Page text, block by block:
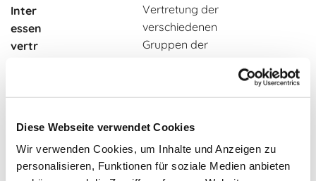
Diese Webseite verwendet Cookies
Wir verwenden Cookies, um Inhalte und Anzeigen zu
personalisieren, Funktionen für soziale Medien anbieten
Inter
essen
vertr
-
ttlun
g:
Der
Vertretung der
verschiedenen
Gruppen der
des
ernbeirates
wünschenswert.
Daher sollte